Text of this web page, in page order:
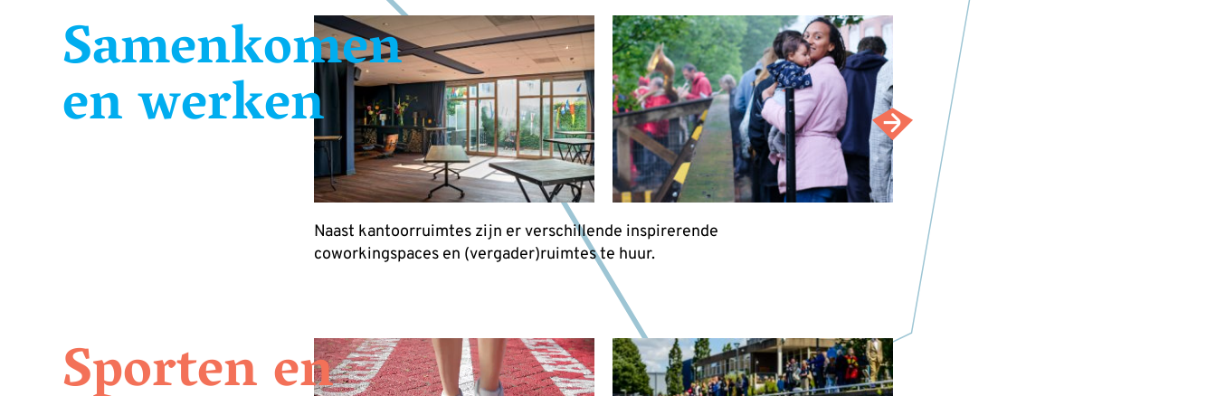
Samenkomen
en werken
Naast kantoorruimtes zijn er verschillende inspirerende
coworkingspaces en (vergader)ruimtes te huur.
Sporten en